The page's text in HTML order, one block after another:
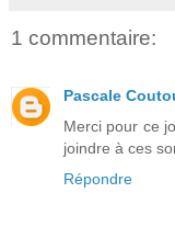
1 commentaire:
Pascale
Merci pour ce
joindre à ces
Répondre